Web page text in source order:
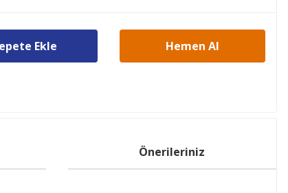
Ekle Hemen Al
Önerileriniz